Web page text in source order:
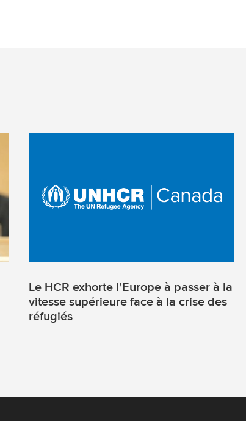
Le HCR exhorte l’Europe à passer à la
vitesse supérieure face à la crise des
réfugiés